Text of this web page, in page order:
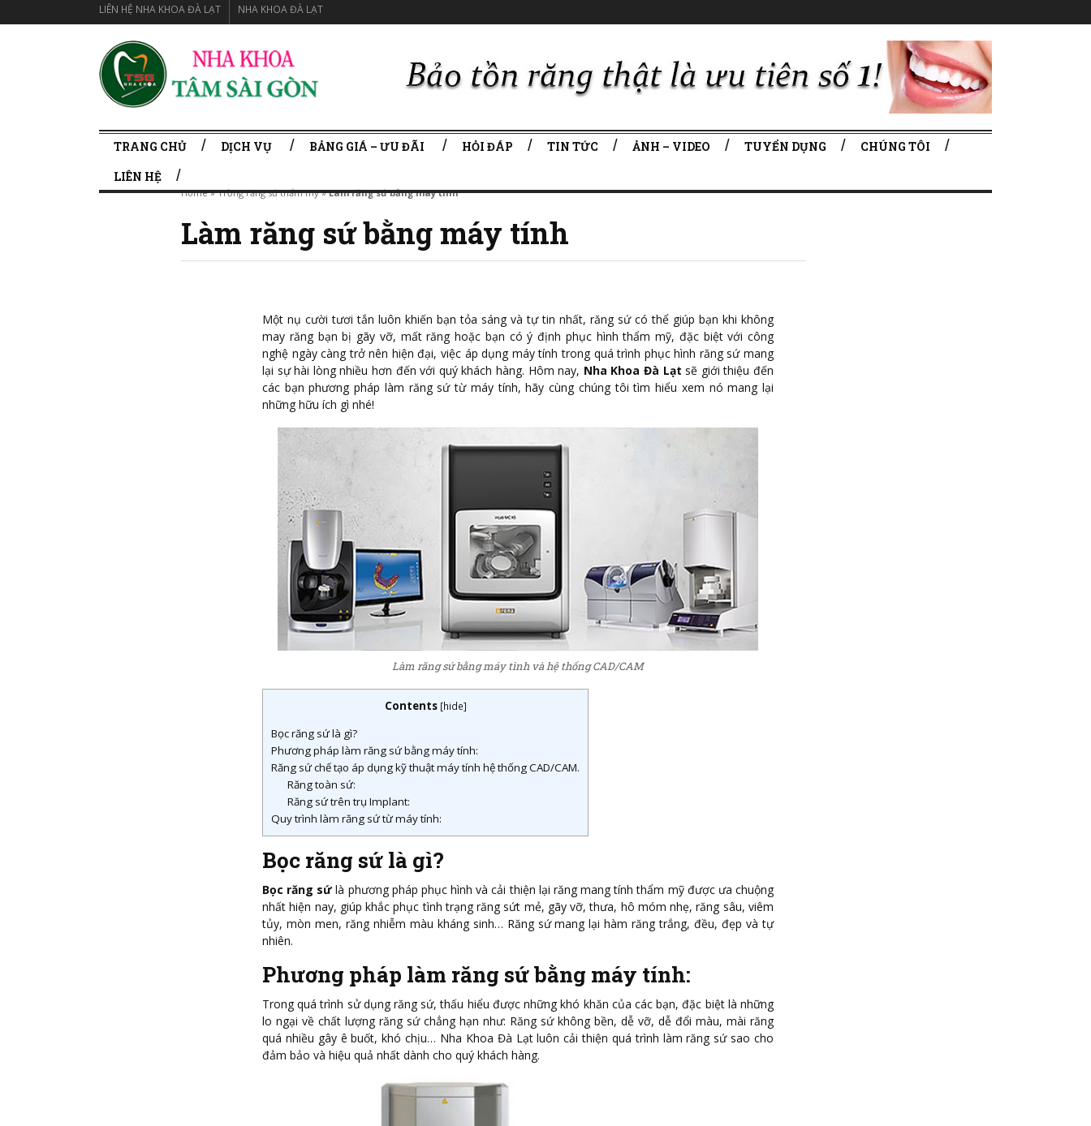
LIÊN HỆ NHA KHOA ĐÀ LẠT NHA KHOA ĐÀ LẠT
TRANG CHỦ DỊCH VỤ BẢNG GIÁ – ƯU ĐÃI HỎI ĐÁP TIN TỨC ẢNH – VIDEO TUYỂN DỤNG
CHÚNG TÔI
LIÊN HỆ
Home»Trồng răng sứ thẩm mỹ»Làm răng sứ bằng máy tính
Làm răng sứ bằng máy tính
Một nụ cười tươi tắn luôn khiến bạn tỏa sáng và tự tin nhất, răng sứ có thể giúp bạn khi không
may răng bạn bị gãy vỡ, mất răng hoặc bạn có ý định phục hình thẩm mỹ, đặc biệt với công
nghệ ngày càng trở nên hiện đại, việc áp dụng máy tính trong quá trình phục hình răng sứ mang
lại sự hài lòng nhiều hơn đến với quý khách hàng. Hôm nay, Nha Khoa Đà Lạt sẽ giới thiệu đến
các bạn phương pháp làm răng sứ từ máy tính, hãy cùng chúng tôi tìm hiểu xem nó mang lại
những hữu ích gì nhé!
Làm răng sứ bằng máy tình và hệ thống CAD/CAM
Contents [hide]
Bọc răng sứ là gì?
Phương pháp làm răng sứ bằng máy tính:
Răng sứ chế tạo áp dụng kỹ thuật máy tính hệ thống CAD/CAM.
Răng toàn sứ:
Răng sứ trên trụ Implant:
Quy trình làm răng sứ từ máy tính:
Bọc răng sứ là gì?
Bọc răng sứlà phương pháp phục hình và cải thiện lại răng mang tính thẩm mỹ được ưa chuộng
nhất hiện nay, giúp khắc phục tình trạng răng sứt mẻ, gãy vỡ, thưa, hô móm nhẹ, răng sâu, viêm
tủy, mòn men, răng nhiễm màu kháng sinh… Răng sứ mang lại hàm răng trắng, đều, đẹp và tự
nhiên.
Phương pháp làm răng sứ bằng máy tính:
Trong quá trình sử dụng răng sứ, thấu hiểu được những khó khăn của các bạn, đặc biệt là những
lo ngại về chất lượng răng sứ chẳng hạn như: Răng sứ không bền, dễ vỡ, dễ đổi màu, mài răng
quá nhiều gây ê buốt, khó chịu… Nha Khoa Đà Lạt luôn cải thiện quá trình làm răng sứ sao cho
đảm bảo và hiệu quả nhất dành cho quý khách hàng.